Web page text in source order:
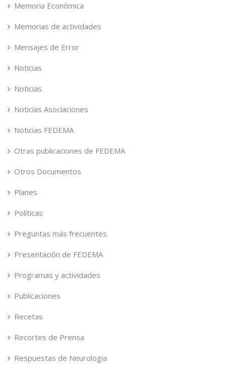
Memoria Económica
Memorias de actividades
Mensajes de Error
Noticias
Noticias
Noticias Asociaciones
Noticias FEDEMA
Otras publicaciones de FEDEMA
Otros Documentos
Planes
Políticas
Preguntas más frecuentes
Presentación de FEDEMA
Programas y actividades
Publicaciones
Recetas
Recortes de Prensa
Respuestas de Neurologia